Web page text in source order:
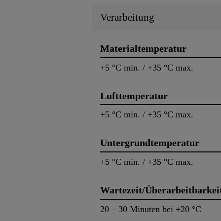
Verarbeitung
Materialtemperatur
+5 °C min. / +35 °C max.
Lufttemperatur
+5 °C min. / +35 °C max.
Untergrundtemperatur
+5 °C min. / +35 °C max.
Wartezeit/
20 – 30 Minuten bei +20 °C